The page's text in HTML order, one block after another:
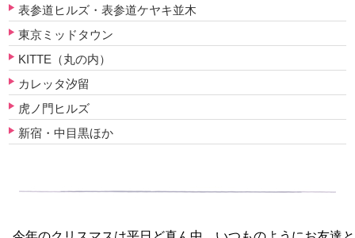
表参道ヒルズ・表参道ケヤキ並木
東京ミッドタウン
KITTE（丸の内）
カレッタ汐留
虎ノ門ヒルズ
新宿・中目黒ほか